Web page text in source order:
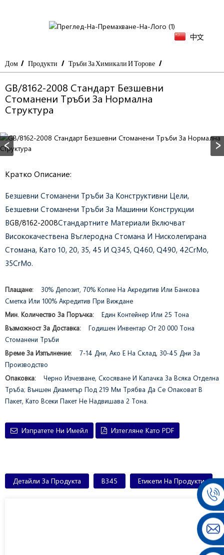
中文
Дом Продукти Тръби За Химикали И Торове
GB/8162-2008 Стандарт Безшевни
Стоманени Тръби За Нормална
Структура
Кратко Описание:
Безшевни Стоманени Тръби За Конструктивни Цели,
Безшевни Стоманени Тръби За Машинни Конструкции
ВGB/8162-2008Стандартните Материали Включват
Висококачествена Въглеродна Стомана И Нисколегирана
Стомана, Като 10, 20, 35, 45 И Q345, Q460, Q490, 42CrMo,
35CrMo.
Плащане:
30% Депозит, 70% Копие На Акредитив Или Банкова
Сметка Или 100% Акредитив При Виждане
Мин. Количество За Поръчка:
Един Контейнер Или 25 Тона
Възможност За Доставка:
Годишен Инвентар От 20 000 Тона
Стоманени Тръби
Време За Изпълнение:
7-14 Дни, Ако Е На Склад, 30-45 Дни За
Производство
Опаковка:
Черно Изчезване, Скосяване И Капачка За Всяка Отделна
Тръба; Външен Диаметър Под 219 Мм Трябва Да Се Опаковат В
Пакет, Като Всеки Пакет Не Надвишава 2 Тона.
Изпратете Ни Имейл Изтегляне Като PDF
Детайли За Продукта В345 Етикети На Продукти